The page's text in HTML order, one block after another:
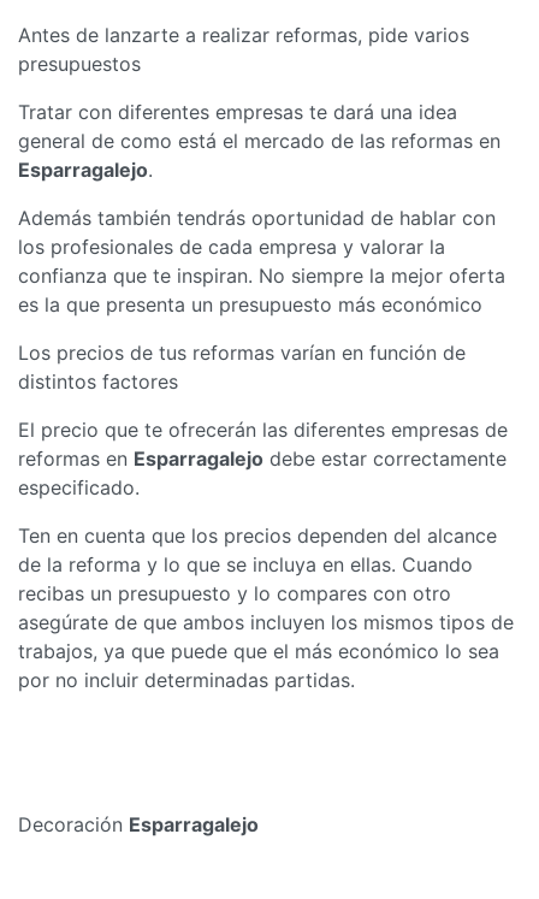
Antes de lanzarte a realizar reformas, pide varios
presupuestos
Tratar con diferentes empresas te dará una idea
general de como está el mercado de las reformas en
Esparragalejo.
Además también tendrás oportunidad de hablar con
los profesionales de cada empresa y valorar la
confianza que te inspiran. No siempre la mejor oferta
es la que presenta un presupuesto más económico
Los precios de tus reformas varían en función de
distintos factores
El precio que te ofrecerán las diferentes empresas de
reformas en Esparragalejo debe estar correctamente
especificado.
Ten en cuenta que los precios dependen del alcance
de la reforma y lo que se incluya en ellas. Cuando
recibas un presupuesto y lo compares con otro
asegúrate de que ambos incluyen los mismos tipos de
trabajos, ya que puede que el más económico lo sea
por no incluir determinadas partidas.
Decoración Esparragalejo